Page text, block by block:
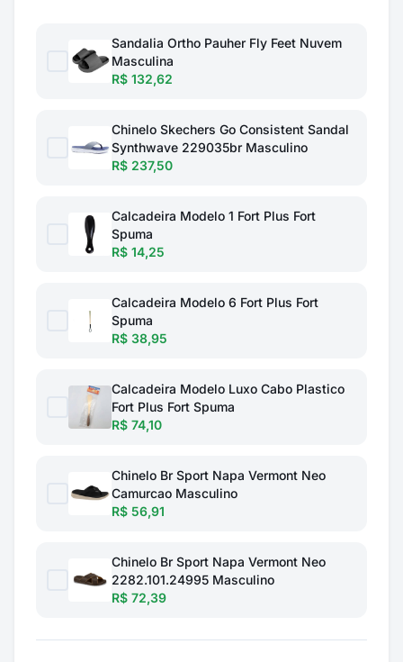
Sandalia Ortho Pauher Fly Feet Nuvem
Masculina
R$ 132,62
Chinelo Skechers Go Consistent Sandal
Synthwave 229035br Masculino
R$ 237,50
Calcadeira Modelo 1 Fort Plus Fort
Spuma
R$ 14,25
Calcadeira Modelo 6 Fort Plus Fort
Spuma
R$ 38,95
Calcadeira Modelo Luxo Cabo Plastico
Fort Plus Fort Spuma
R$ 74,10
Chinelo Br Sport Napa Vermont Neo
Camurcao Masculino
R$ 56,91
Chinelo Br Sport Napa Vermont Neo
2282.101.24995 Masculino
R$ 72,39